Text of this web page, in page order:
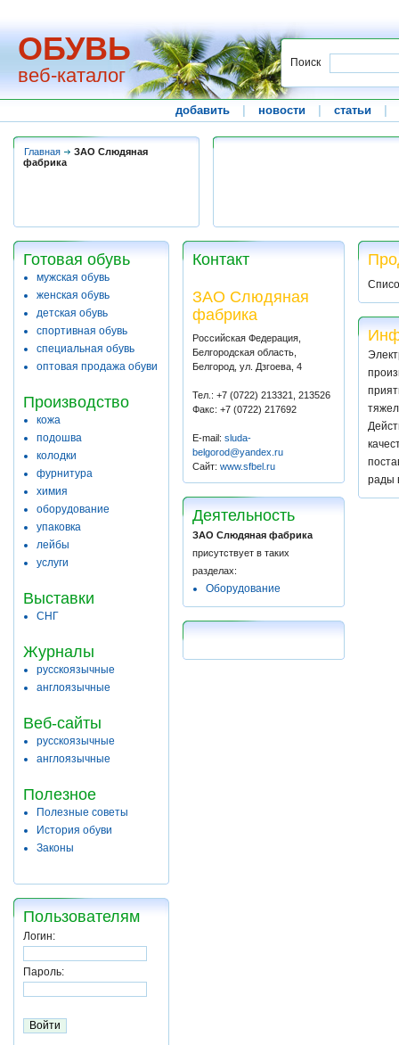
ОБУВЬ
веб-каталог
Поиск
добавить новости статьи
Главная
ЗАО Слюдяная
фабрика
Готовая обувь
мужская обувь
женская обувь
детская обувь
спортивная обувь
специальная обувь
оптовая продажа обуви
Производство
кожа
подошва
колодки
фурнитура
химия
оборудование
упаковка
лейбы
услуги
Выставки
СНГ
Журналы
русскоязычные
англоязычные
Веб-сайты
русскоязычные
англоязычные
Полезное
Полезные советы
История обуви
Законы
Пользователям
Логин:
Пароль:
Контакт
ЗАО Слюдяная
фабрика
Российская Федерация,
Белгородская область,
Белгород, ул. Дзгоева, 4
Тел.: +7 (0722) 213321, 213526
Факс: +7 (0722) 217692
E-mail: sluda-
belgorod@yandex.ru
Сайт: www.sfbel.ru
Деятельность
ЗАО Слюдяная фабрика
присутствует в таких
разделах:
Оборудование
рады